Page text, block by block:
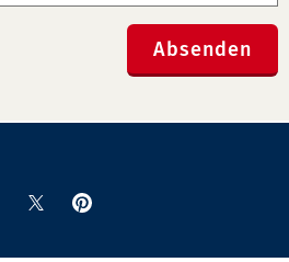
Absenden
Teilen TeilenAnpinnen